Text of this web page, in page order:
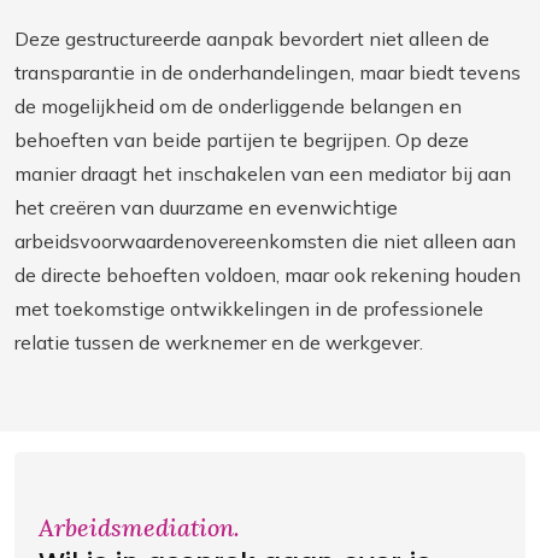
Deze gestructureerde aanpak bevordert niet alleen de
transparantie in de onderhandelingen, maar biedt tevens
de mogelijkheid om de onderliggende belangen en
behoeften van beide partijen te begrijpen. Op deze
manier draagt het inschakelen van een mediator bij aan
het creëren van duurzame en evenwichtige
arbeidsvoorwaardenovereenkomsten die niet alleen aan
de directe behoeften voldoen, maar ook rekening houden
met toekomstige ontwikkelingen in de professionele
relatie tussen de werknemer en de werkgever.
Arbeidsmediation.